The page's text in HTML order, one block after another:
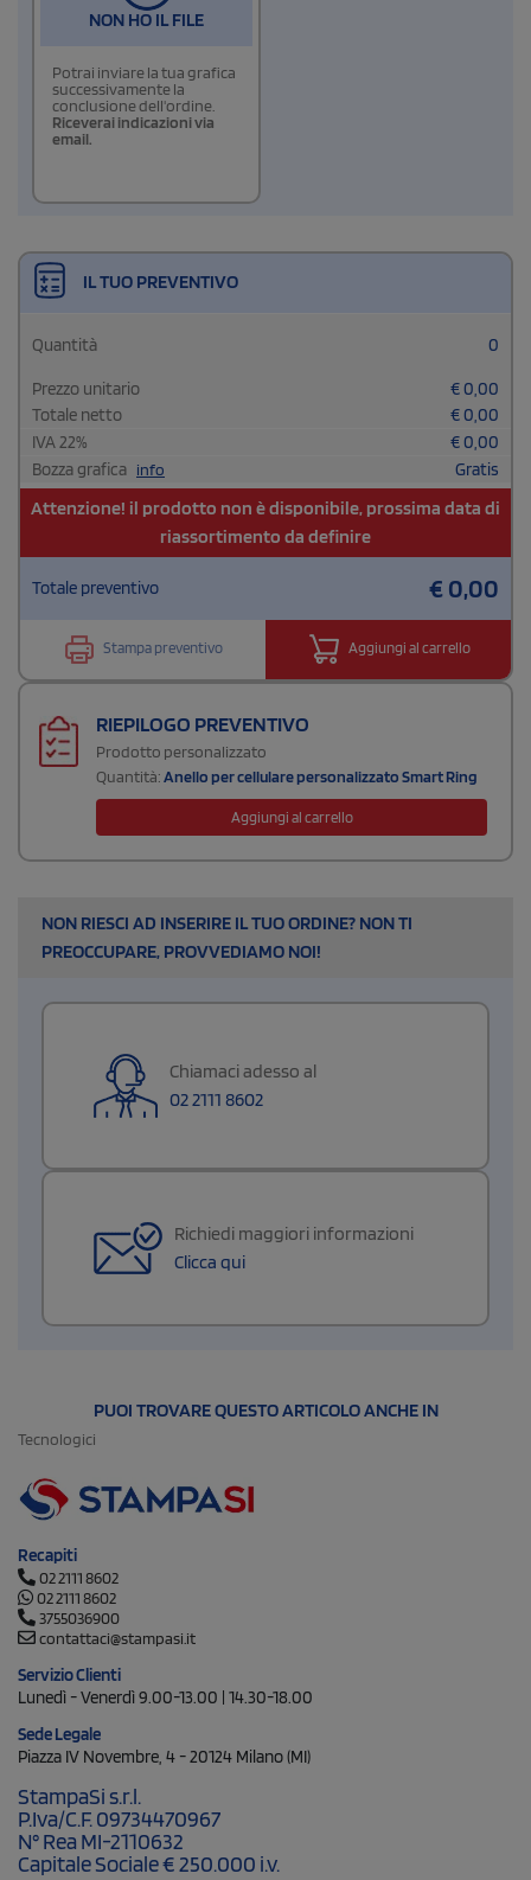
NON HO IL FILE
Potrai inviare la tua grafica
successivamente la
conclusione dell'ordine.
Riceverai indicazioni via
email.
IL TUO PREVENTIVO
Quantità 0
Prezzo unitario €0,00
Totale netto
€0,00
IVA22% €0,00
Bozza grafica info Gratis
Attenzione! il prodotto non è disponibile, prossima data di
riassortimento da definire
Totale preventivo €0,00
Stampa preventivo Aggiungi al carrello
RIEPILOGO PREVENTIVO
Prodotto personalizzato
Quantità:Anello per cellulare personalizzato Smart Ring
Aggiungi al carrello
NON RIESCI AD INSERIRE IL TUO ORDINE? NON TI
PREOCCUPARE, PROVVEDIAMO NOI!
Chiamaci adesso al
02 2111 8602
Richiedi maggiori informazioni
Clicca qui
PUOI TROVARE QUESTO ARTICOLO ANCHE IN
Tecnologici
Recapiti
02 2111 8602
02 2111 8602
3755036900
contattaci@stampasi.it
Servizio Clienti
Lunedì - Venerdì 9.00-13.00 | 14.30-18.00
Sede Legale
Piazza IV Novembre, 4 - 20124 Milano (MI)
StampaSi s.r.l.
P.Iva/C.F. 09734470967
N° Rea MI-2110632
Capitale Sociale € 250.000 i.v.